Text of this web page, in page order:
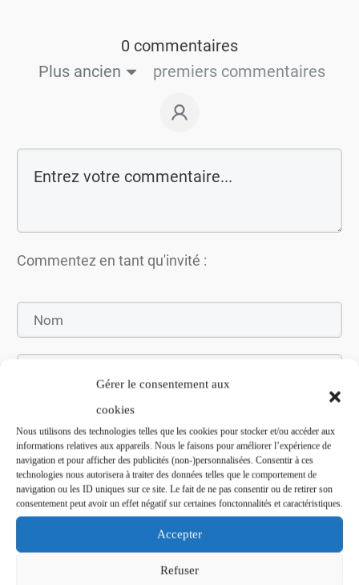
Gérer le consentement aux
cookies
Nous utilisons des technologies telles que les cookies pour stocker et/ou accéder aux
informations relatives aux appareils. Nous le faisons pour améliorer l’expérience de
navigation et pour afficher des publicités (non-)personnalisées. Consentir à ces
technologies nous autorisera à traiter des données telles que le comportement de
navigation ou les ID uniques sur ce site. Le fait de ne pas consentir ou de retirer son
consentement peut avoir un effet négatif sur certaines fonctonnalités et caractéristiques.
Accepter
Refuser
0 commentaires
Plus ancien
premiers commentaires
Commentez en tant qu'invité :
Soumettez le commentaire